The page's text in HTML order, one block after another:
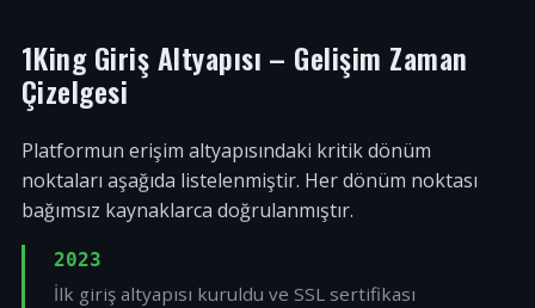
1King Giriş Altyapısı – Gelişim Zaman
Çizelgesi
Platformun erişim altyapısındaki kritik dönüm
noktaları aşağıda listelenmiştir. Her dönüm noktası
bağımsız kaynaklarca doğrulanmıştır.
2023
İlk giriş altyapısı kuruldu ve SSL sertifikası